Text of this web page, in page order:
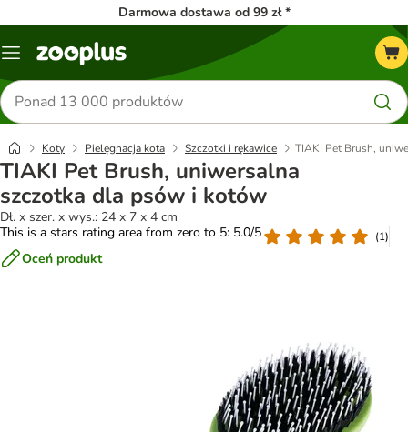
Darmowa dostawa od 99 zł *
Menu
Szukaj
produktów
Koty Pielęgnacja kota Szczotki i rękawice TIAKI Pet Brush,
TIAKI Pet Brush, uniwersalna
szczotka dla psów i kotów
Dł. x szer. x wys.: 24 x 7 x 4 cm
This is a stars rating area from zero to 5: 5.0/5
(1)
Oceń produkt